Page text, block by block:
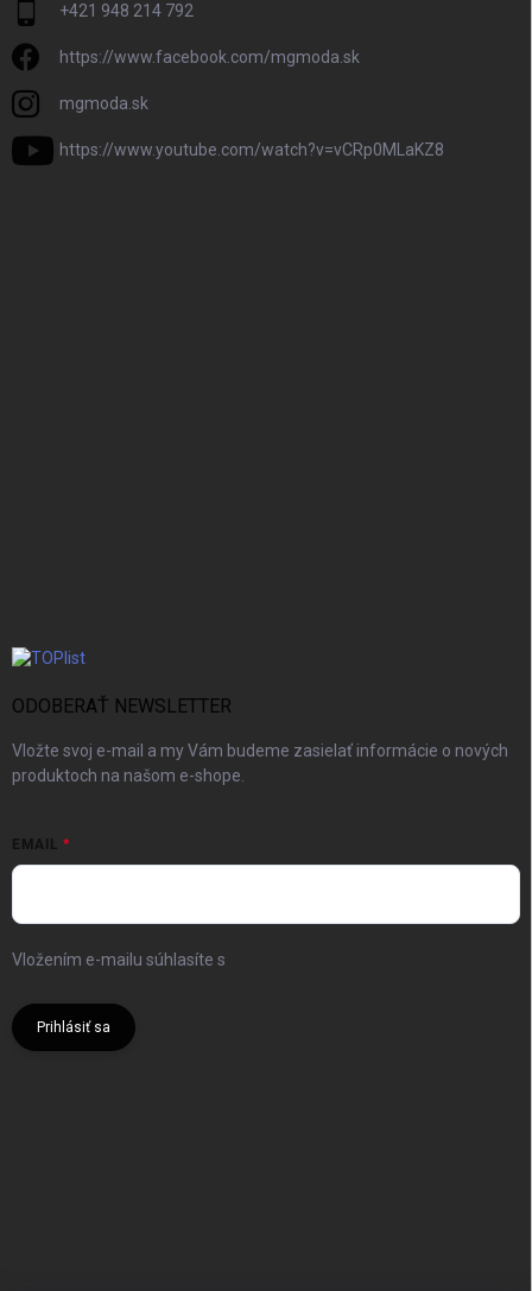
+421 948 214 792
https://www.facebook.com/mgmoda.sk
mgmoda.sk
https://www.youtube.com/watch?v=vCRp0MLaKZ8
ODOBERAŤ NEWSLETTER
Vložte svoj e-mail a my Vám budeme zasielať informácie o nových
produktoch na našom e-shope.
EMAIL
Vložením e-mailu súhlasíte s
Prihlásiť sa